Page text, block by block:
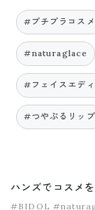
#プチプラコスメ
#naturaglace
#フェイスエデ
#つやぷるリップ
ハンズでコスメ
#BIDOL